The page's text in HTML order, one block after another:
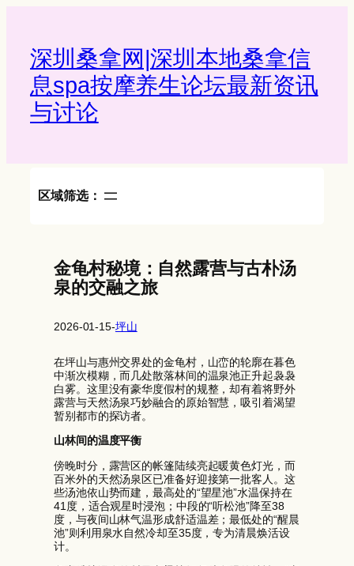
深圳桑拿网|深圳本地桑拿信
息spa按摩养生论坛最新资讯
与讨论‌
区域筛选：
金龟村秘境：自然露营与古朴汤
泉的交融之旅
2026-01-15-坪山
在坪山与惠州交界处的金龟村，山峦的轮廓在暮色
中渐次模糊，而几处散落林间的温泉池正升起袅袅
白雾。这里没有豪华度假村的规整，却有着将野外
露营与天然汤泉巧妙融合的原始智慧，吸引着渴望
暂别都市的探访者。
山林间的温度平衡
傍晚时分，露营区的帐篷陆续亮起暖黄色灯光，而
百米外的天然汤泉区已准备好迎接第一批客人。这
些汤池依山势而建，最高处的“望星池”水温保持在
41度，适合观星时浸泡；中段的“听松池”降至38
度，与夜间山林气温形成舒适温差；最低处的“醒晨
池”则利用泉水自然冷却至35度，专为清晨焕活设
计。